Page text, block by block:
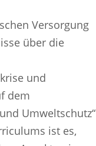
Versorgung
über die
und
dem
Umweltschutz“
ist es,